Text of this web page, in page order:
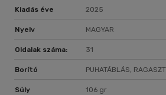
Kiadás éve 2025
Nyelv MAGYAR
Oldalak száma: 31
Borító PUHATÁBLÁS,
Súly 106 gr